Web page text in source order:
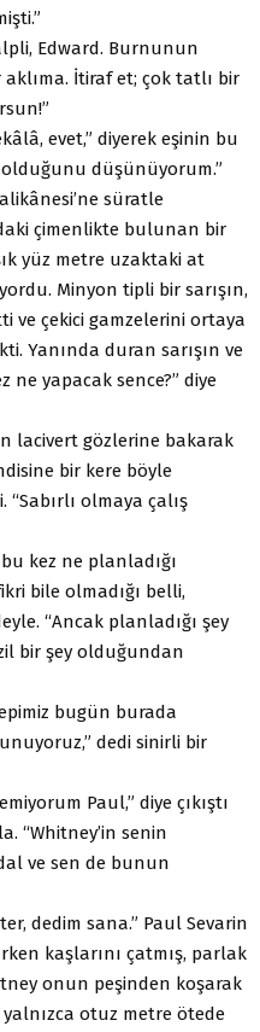
Edward. Burnunun
İtiraf et; çok tatlı bir
evet,” diyerek eşinin bu
olduğunu düşünüyorum.”
süratle
çimenlikte bulunan bir
yüz metre uzaktaki at
Minyon tipli bir sarışın,
ve çekici gamzelerini ortaya
Yanında duran sarışın ve
ne yapacak sence?” diye
lacivert gözlerine bakarak
bir kere böyle
olmaya çalış
kez ne planladığı
bile olmadığı belli,
“Ancak planladığı şey
bir şey olduğundan
bugün burada
dedi sinirli bir
Paul,” diye çıkıştı
“Whitney’in senin
ve sen de bunun
dedim sana.” Paul Sevarin
kaşlarını çatmış, parlak
onun peşinden koşarak
otuz metre ötede